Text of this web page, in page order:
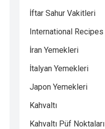
İftar Sahur Vakitleri
International Recipes
İran Yemekleri
İtalyan Yemekleri
Japon Yemekleri
Kahvaltı
Kahvaltı Püf Noktaları